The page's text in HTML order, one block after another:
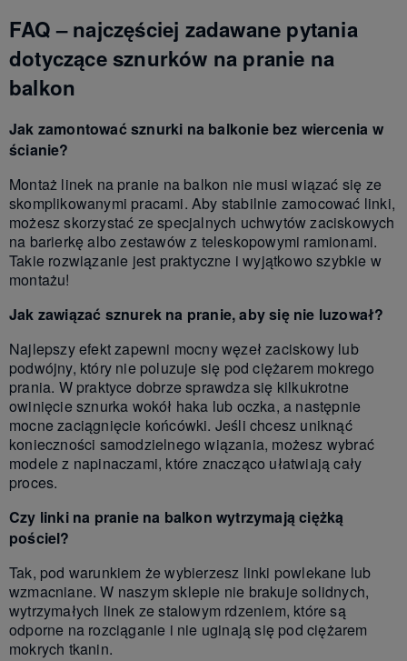
FAQ – najczęściej zadawane pytania
dotyczące sznurków na pranie na
balkon
Jak zamontować sznurki na balkonie bez wiercenia w
ścianie?
Montaż linek na pranie na balkon nie musi wiązać się ze
skomplikowanymi pracami. Aby stabilnie zamocować linki,
możesz skorzystać ze specjalnych uchwytów zaciskowych
na barierkę albo zestawów z teleskopowymi ramionami.
Takie rozwiązanie jest praktyczne i wyjątkowo szybkie w
montażu!
Jak zawiązać sznurek na pranie, aby się nie luzował?
Najlepszy efekt zapewni mocny węzeł zaciskowy lub
podwójny, który nie poluzuje się pod ciężarem mokrego
prania. W praktyce dobrze sprawdza się kilkukrotne
owinięcie sznurka wokół haka lub oczka, a następnie
mocne zaciągnięcie końcówki. Jeśli chcesz uniknąć
konieczności samodzielnego wiązania, możesz wybrać
modele z napinaczami, które znacząco ułatwiają cały
proces.
Czy linki na pranie na balkon wytrzymają ciężką
pościel?
Tak, pod warunkiem że wybierzesz linki powlekane lub
wzmacniane. W naszym sklepie nie brakuje solidnych,
wytrzymałych linek ze stalowym rdzeniem, które są
odporne na rozciąganie i nie uginają się pod ciężarem
mokrych tkanin.